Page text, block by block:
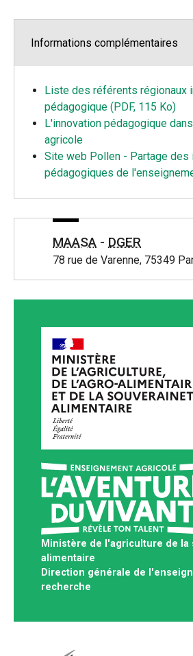
Informations complémentaires
Liste des référents régionaux
pédagogique (PDF, 115 Ko)
L'innovation pédagogique
agricole
Site web Pollen - Partage des
pédagogiques de
MAASA - DGER
78 rue de Varenne, 75349
Ministère de l'agriculture de la
alimentaire
Direction générale de
recherche